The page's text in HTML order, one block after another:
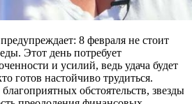
8 февраля не стоит
Этот день потребует
и усилий, ведь удача будет
готов настойчиво трудиться.
обстоятельств, звезды